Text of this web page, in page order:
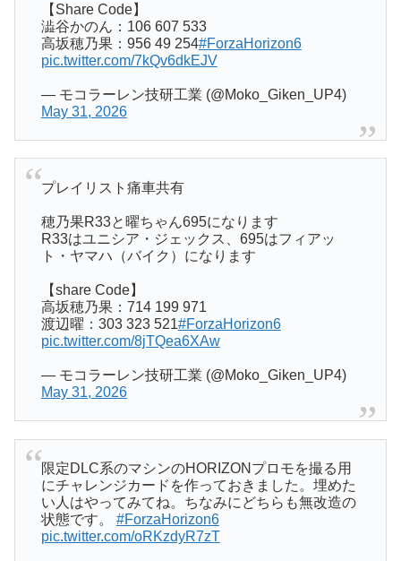
【Share Code】
澁谷かのん：106 607 533
高坂穂乃果：956 49 254#ForzaHorizon6
pic.twitter.com/7kQv6dkEJV
— モコラーレン技研工業 (@Moko_Giken_UP4)
May 31, 2026
プレイリスト痛車共有
穂乃果R33と曜ちゃん695になります
R33はユニシア・ジェックス、695はフィアッ
ト・ヤマハ（バイク）になります
【share Code】
高坂穂乃果：714 199 971
渡辺曜：303 323 521#ForzaHorizon6
pic.twitter.com/8jTQea6XAw
— モコラーレン技研工業 (@Moko_Giken_UP4)
May 31, 2026
限定DLC系のマシンのHORIZONプロモを撮る用
にチャレンジカードを作っておきました。埋めた
い人はやってみてね。ちなみにどちらも無改造の
状態です。 #ForzaHorizon6
pic.twitter.com/oRKzdyR7zT